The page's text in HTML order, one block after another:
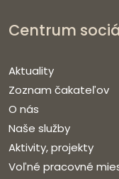
Centrum
Aktuality
Zoznam čakateľov
O nás
Naše služby
Aktivity, projekty
Voľné pracovné